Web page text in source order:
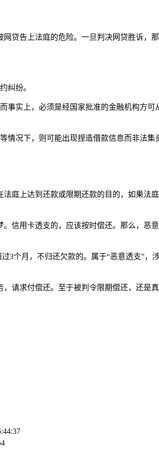
贷告上法庭的危险。一旦判决网贷胜诉，
纠纷。
实上，必须是经国家批准的金融机构方
况下，则可能出现捏造借款信息而非法集
庭上达到还款或限期还款的目的，如果法
信用卡透支的，应该按时偿还。那么，恶
个月，不归还欠款的。属于“恶意透支”，
请求付偿还。至于被判令限期偿还，还是